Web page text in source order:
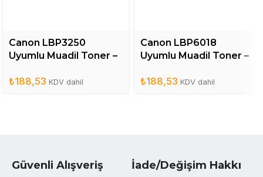
Canon LBP3250
Uyumlu Muadil Toner –
₺188,53 KDV dahil
Canon LBP6018
Uyumlu Muadil Toner –
₺188,53 KDV dahil
Güvenli Alışveriş İade/Değişim Hakkı